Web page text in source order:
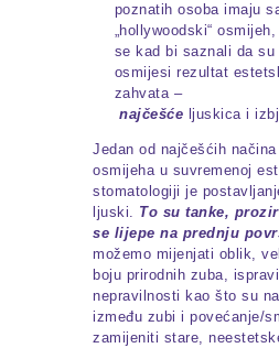
poznatih osoba imaju
„hollywoodski“
se kad bi saznali da
osmijesi rezultat
zahvata –
najčešće ljuskica i
Jedan od najčešćih
osmijeha u suvremenoj
stomatologiji je
ljuski. To su tanke,
se lijepe na prednju
možemo mijenjati oblik,
boju prirodnih zuba,
nepravilnosti kao što su
između zubi i povećanje/
zamijeniti stare,